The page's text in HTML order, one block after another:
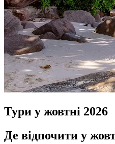
Тури у жовтні 2026
Де відпочити у